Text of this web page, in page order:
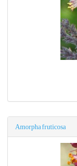
Amorpha fruticosa